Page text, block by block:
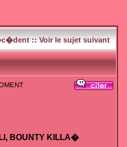
::Voir le sujet suivant
BOUNTY KILLA�